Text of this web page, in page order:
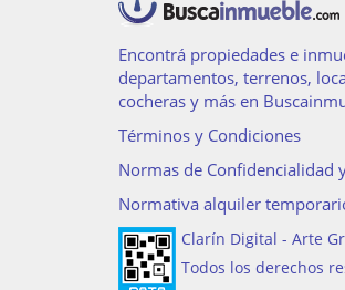
Encontrá propiedades e
departamentos, terrenos,
cocheras y más en
Términos y Condiciones
Normas de Confidencialidad
Normativa alquiler
Clarín Digital - Arte
Todos los derechos